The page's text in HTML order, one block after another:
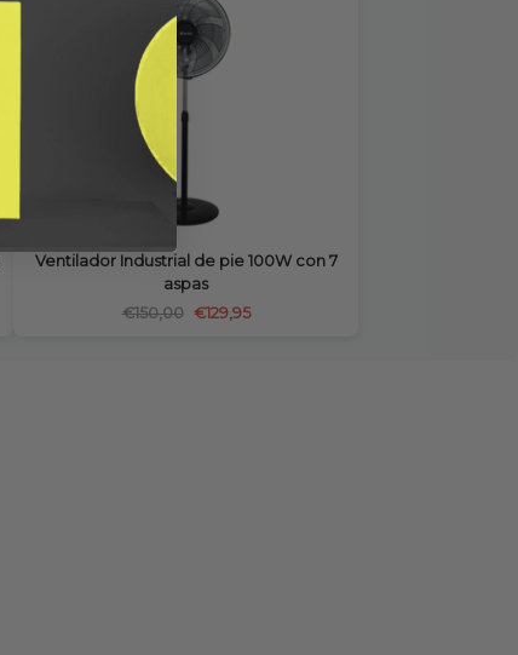
Ventilador Industrial de pie 100W con 7
aspas
€150,00
€129,95